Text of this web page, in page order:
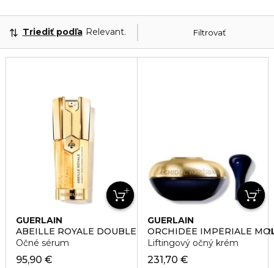
Filtrovať
Triediť podľa Relevantnosť
GUERLAIN
ABEILLE ROYALE DOUBLE R RENEW & REPAIR EYE
Očné sérum
95,90 €
GUERLAIN
ORCHIDÉE IMPÉRIALE
Liftingový očný krém
231,70 €